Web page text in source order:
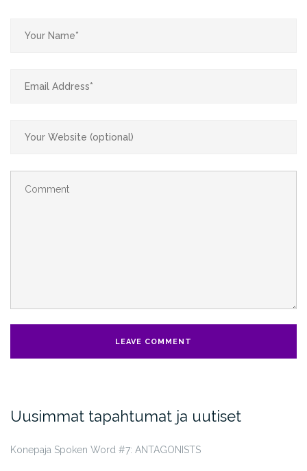
Uusimmat tapahtumat ja uutiset
Konepaja Spoken Word #7: ANTAGONISTS